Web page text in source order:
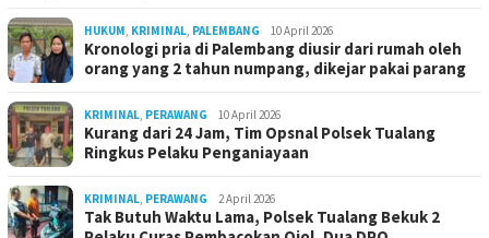
HUKUM KRIMINAL PALEMBANG 10 April 2026
Kronologi pria di Palembang diusir dari rumah oleh
orang yang 2 tahun numpang, dikejar pakai parang
KRIMINAL PERAWANG 10 April 2026
Kurang dari 24 Jam, Tim Opsnal Polsek Tualang
Ringkus Pelaku Penganiayaan
KRIMINAL PERAWANG 2 April 2026
Tak Butuh Waktu Lama, Polsek Tualang Bekuk 2